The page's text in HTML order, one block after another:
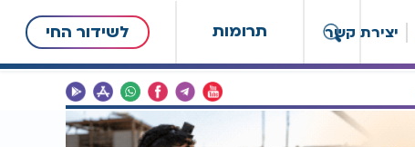
תרומות לשידור החי יצירת קשר